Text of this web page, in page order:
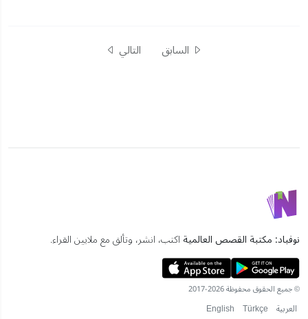
السابق التالي
نوفباد: مكتبة القصص العالمية اكتب، انشر، وتألق مع ملايين القراء.
© جميع الحقوق محفوظة 2026-2017
العربية English Türkçe